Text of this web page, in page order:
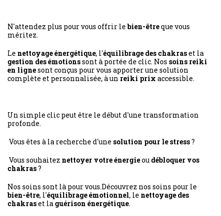
N'attendez plus pour vous offrir le bien-êtreque vous
méritez.
Le nettoyage énergétique, l'équilibrage des chakraset la
gestion des émotionssont à portée de clic. Nos soins reiki
en lignesont conçus pour vous apporter une solution
complète et personnalisée, à un reiki prix accessible.
Un simple clic peut être le début d'une transformation
profonde.
Vous êtes à la recherche d'une solution pour le stress?
Vous souhaitez nettoyer votre énergieou débloquer vos
chakras?
Nos soins sont là pour vous.Découvrez nos soins pour le
bien-être, l'équilibrage émotionnel, le nettoyage des
chakraset la guérison énergétique.